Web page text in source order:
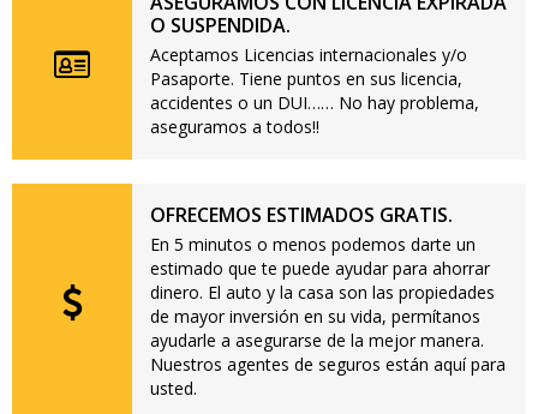
O SUSPENDIDA.
Aceptamos Licencias internacionales y/o
Pasaporte. Tiene puntos en sus licencia,
accidentes o un DUI…… No hay problema,
aseguramos a todos!!
OFRECEMOS ESTIMADOS GRATIS.
En 5 minutos o menos podemos darte un
estimado que te puede ayudar para ahorrar
dinero. El auto y la casa son las propiedades
de mayor inversión en su vida, permítanos
ayudarle a asegurarse de la mejor manera.
Nuestros agentes de seguros están aquí para
usted.